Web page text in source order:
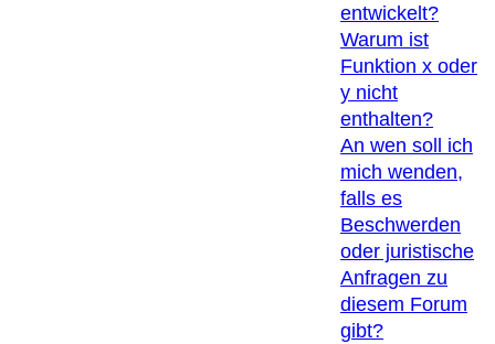
entwickelt?
Warum ist
Funktion x oder
y nicht
enthalten?
An wen soll ich
mich wenden,
falls es
Beschwerden
oder juristische
Anfragen zu
diesem Forum
gibt?